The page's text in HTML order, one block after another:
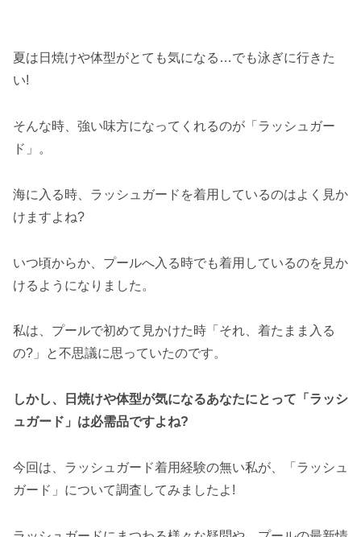
夏は日焼けや体型がとても気になる…でも泳ぎに行きた
い!
そんな時、強い味方になってくれるのが「ラッシュガー
ド」。
海に入る時、ラッシュガードを着用しているのはよく見か
けますよね?
いつ頃からか、プールへ入る時でも着用しているのを見か
けるようになりました。
私は、プールで初めて見かけた時「それ、着たまま入る
の?」と不思議に思っていたのです。
しかし、日焼けや体型が気になるあなたにとって「ラッシ
ュガード」は必需品ですよね?
今回は、ラッシュガード着用経験の無い私が、「ラッシュ
ガード」について調査してみましたよ!